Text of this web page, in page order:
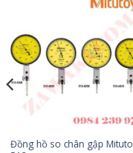
Đồng hồ so chân gập